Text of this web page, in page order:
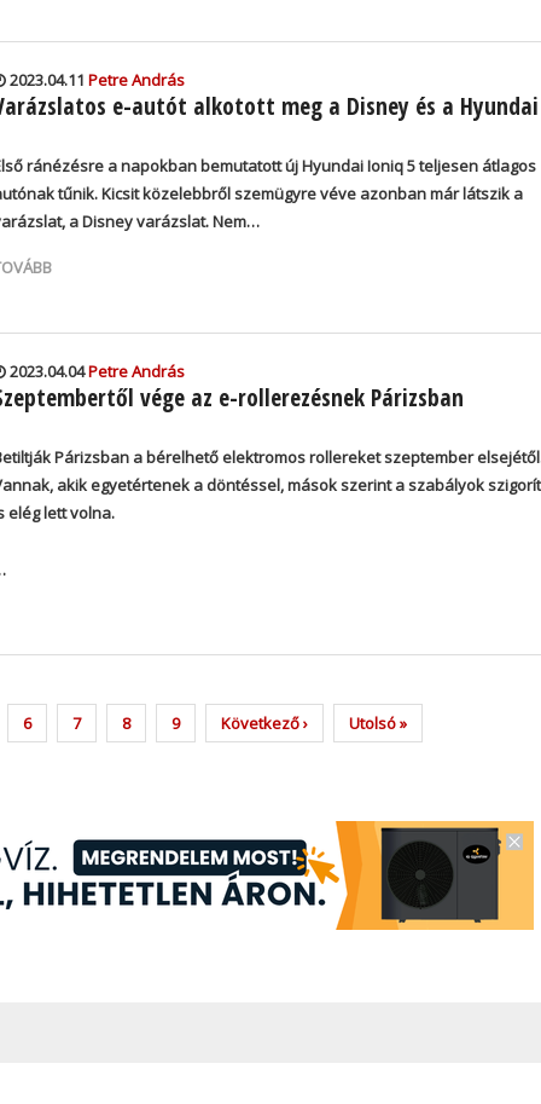
2023.04.11 Petre András
e-autót alkotott meg a Disney és a Hyundai
ránézésre a napokban bemutatott új Hyundai Ioniq 5 teljesen átlagos
tűnik. Kicsit közelebbről szemügyre véve azonban már látszik a
a Disney varázslat. Nem…
2023.04.04Petre András
vége az e-rollerezésnek Párizsban
Párizsban a bérelhető elektromos rollereket szeptember
akik egyetértenek a döntéssel, mások szerint a szabályok
elég lett volna.
Page
6 Page
7 Page
8 Page
9
Next
page
Következő ›
Last
page
Utolsó »